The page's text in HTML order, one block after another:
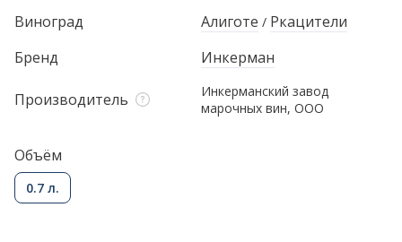
Виноград
Алиготе / Ркацители
Бренд
Инкерман
Производитель
Инкерманский завод
марочных вин, ООО
Объём
0.7 л.